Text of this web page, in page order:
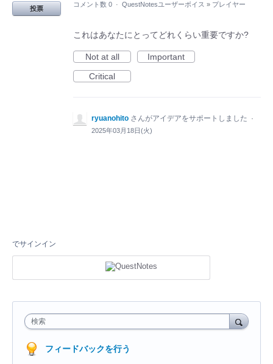
投票
コメント数 0 · QuestNotesユーザーボイス » プレイヤー
これはあなたにとってどれくらい重要ですか?
Not at all
Important
Critical
ryuanohito さんがアイデアをサポートしました ·
2025年03月18日(火)
でサインイン
検索
フィードバックを行う